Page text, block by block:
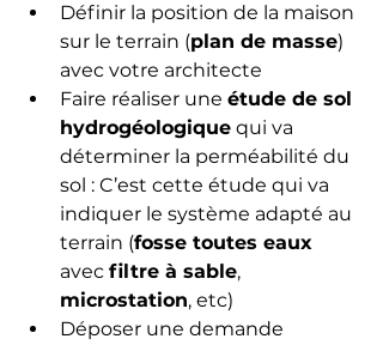
Définir la position de la maison
sur le terrain (plan de masse)
avec votre architecte
Faire réaliser une étude de sol
hydrogéologique qui va
déterminer la perméabilité du
sol : C’est cette étude qui va
indiquer le système adapté au
terrain (fosse toutes eaux
avec filtre à sable,
microstation, etc)
Déposer une demande